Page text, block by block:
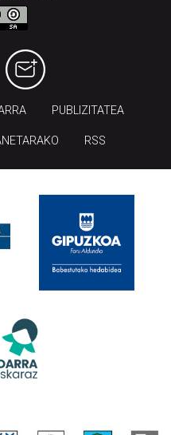
PUBLIZITATEA
RSS